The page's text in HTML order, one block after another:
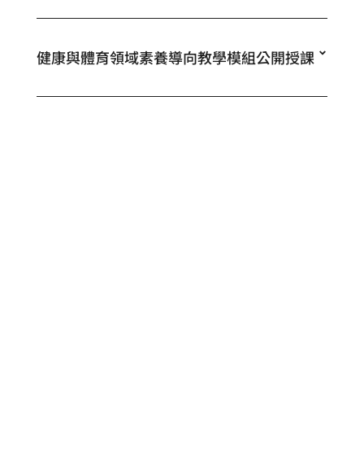
健康與體育領域素養導向教學模組公開授課